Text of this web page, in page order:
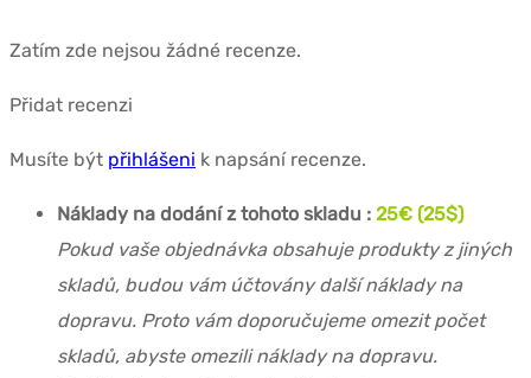
Zatím zde nejsou žádné recenze.
Přidat recenzi
Musíte být přihlášeni k napsání recenze.
Náklady na dodání z tohoto skladu : 25€ (25$)
Pokud vaše objednávka obsahuje produkty z jiných
skladů, budou vám účtovány další náklady na
dopravu. Proto vám doporučujeme omezit počet
skladů, abyste omezili náklady na dopravu.